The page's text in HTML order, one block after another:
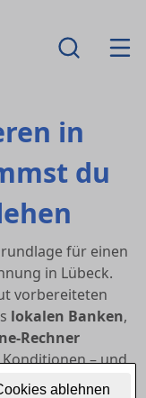
ablehnen
in
du
für einen
in Lübeck.
vorbereiteten
lokalen Banken,
Rechner
– und